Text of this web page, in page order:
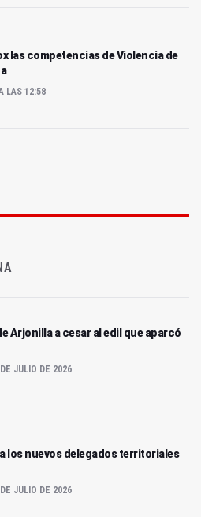
las competencias de Violencia de
LAS 12:58
Arjonilla a cesar al edil que aparcó
JULIO DE 2026
los nuevos delegados territoriales
JULIO DE 2026